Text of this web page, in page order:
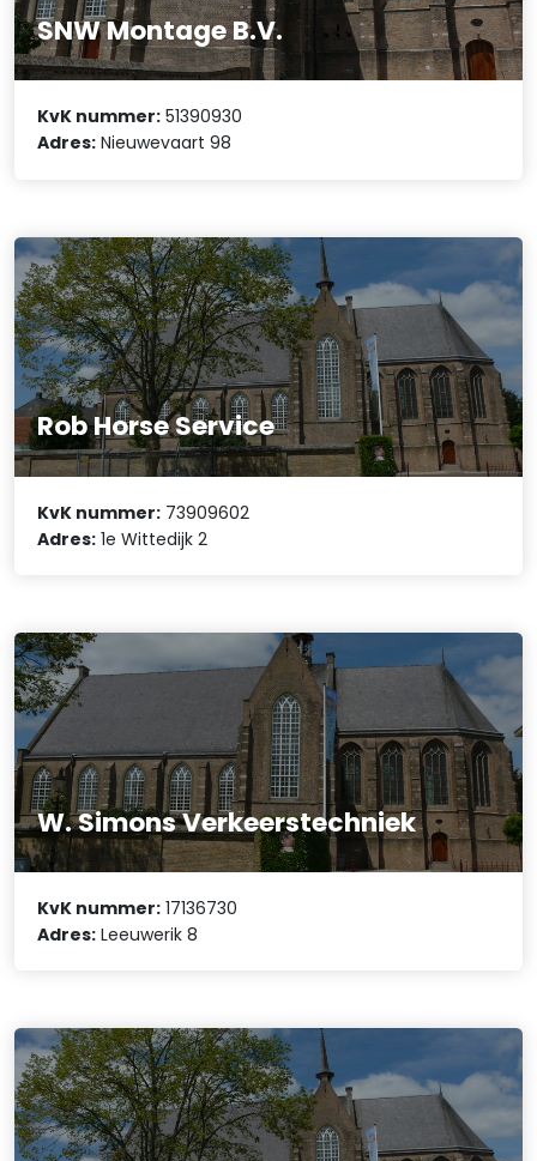
SNW Montage B.V.
KvK nummer: 51390930
Adres: Nieuwevaart 98
Rob Horse Service
KvK nummer: 73909602
Adres: 1e Wittedijk 2
W. Simons Verkeerstechniek
KvK nummer: 17136730
Adres: Leeuwerik 8